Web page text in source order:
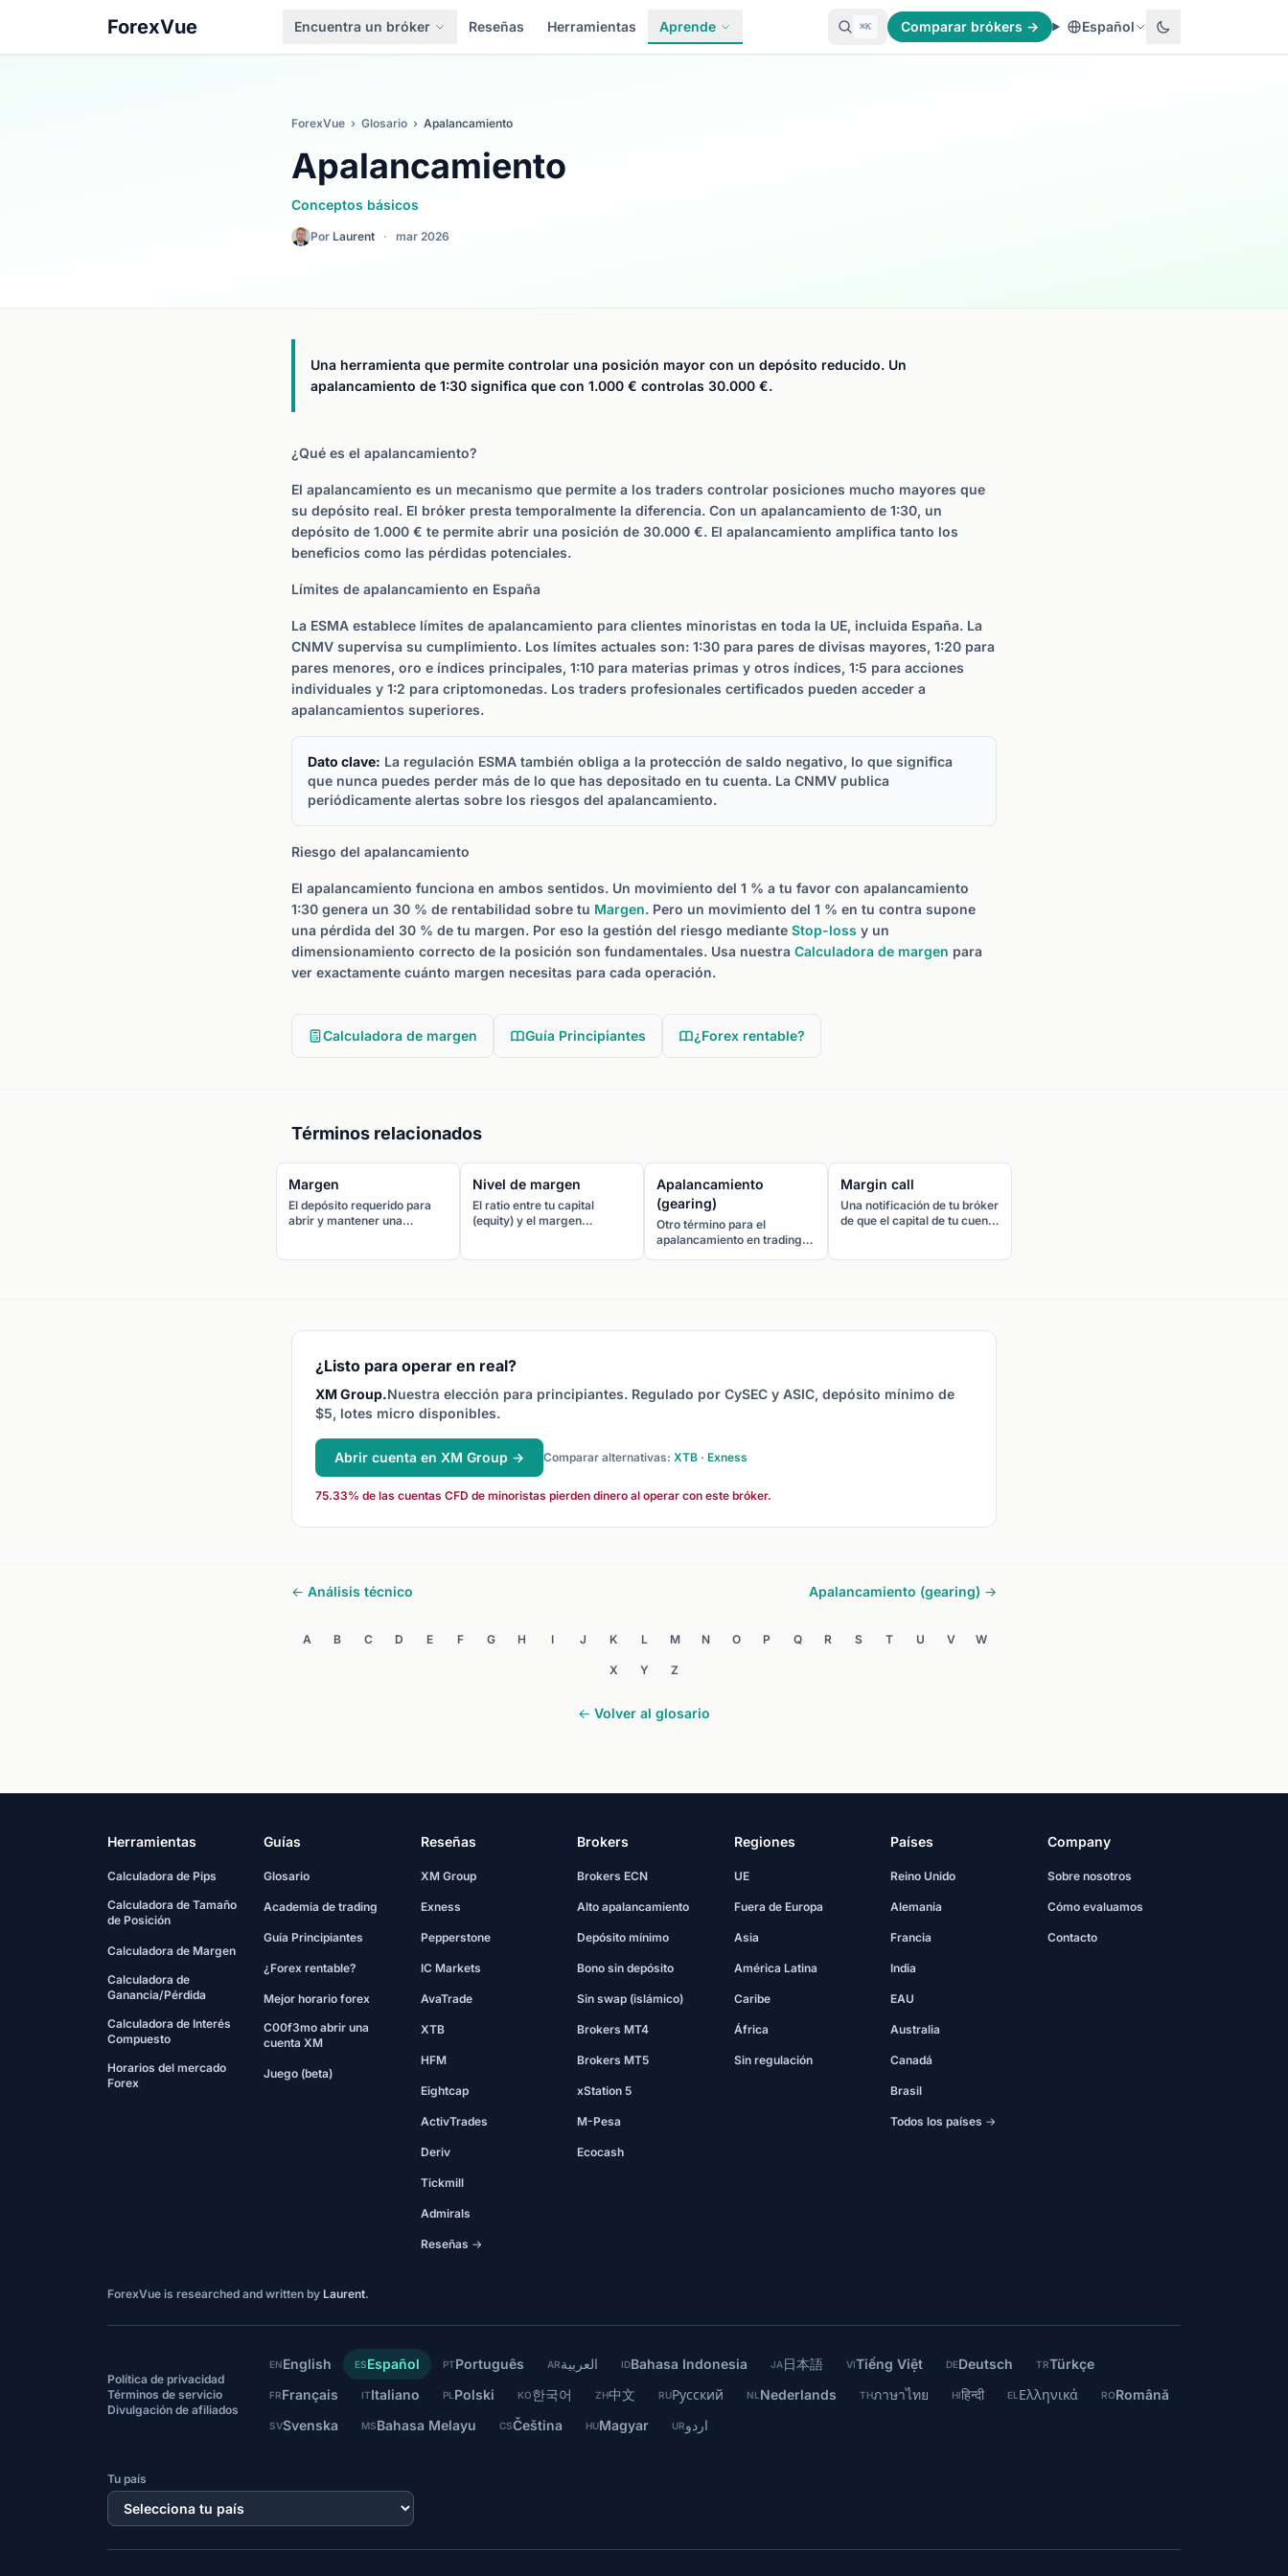
ForexVue Encuentra un bróker Reseñas Herramientas Aprende ⌘K Comparar brókers → Español
ForexVue › Glosario › Apalancamiento
Apalancamiento
Conceptos básicos
Por Laurent · mar 2026
Una herramienta que permite controlar una posición mayor con un depósito reducido. Un
apalancamiento de 1:30 significa que con 1.000 € controlas 30.000 €.
¿Qué es el apalancamiento?
El apalancamiento es un mecanismo que permite a los traders controlar posiciones mucho mayores que
su depósito real. El bróker presta temporalmente la diferencia. Con un apalancamiento de 1:30, un
depósito de 1.000 € te permite abrir una posición de 30.000 €. El apalancamiento amplifica tanto los
beneficios como las pérdidas potenciales.
Límites de apalancamiento en España
La ESMA establece límites de apalancamiento para clientes minoristas en toda la UE, incluida España. La
CNMV supervisa su cumplimiento. Los límites actuales son: 1:30 para pares de divisas mayores, 1:20 para
pares menores, oro e índices principales, 1:10 para materias primas y otros índices, 1:5 para acciones
individuales y 1:2 para criptomonedas. Los traders profesionales certificados pueden acceder a
apalancamientos superiores.
Dato clave: La regulación ESMA también obliga a la protección de saldo negativo, lo que significa
que nunca puedes perder más de lo que has depositado en tu cuenta. La CNMV publica
periódicamente alertas sobre los riesgos del apalancamiento.
Riesgo del apalancamiento
El apalancamiento funciona en ambos sentidos. Un movimiento del 1 % a tu favor con apalancamiento
1:30 genera un 30 % de rentabilidad sobre tu Margen. Pero un movimiento del 1 % en tu contra supone
una pérdida del 30 % de tu margen. Por eso la gestión del riesgo mediante Stop-loss y un
dimensionamiento correcto de la posición son fundamentales. Usa nuestra Calculadora de margen para
ver exactamente cuánto margen necesitas para cada operación.
Calculadora de margen Guía Principiantes ¿Forex rentable?
Términos relacionados
Margen
El depósito requerido para
abrir y mantener una
Nivel de margen
El ratio entre tu capital
(equity) y el margen
Apalancamiento
(gearing)
Otro término para el
apalancamiento en trading.
posición 20 veces mayor
Margin call
Una notificación de tu bróker
de que el capital de tu cuenta
ratio de margen.
¿Listo para operar en real?
XM Group.Nuestra elección para principiantes. Regulado por CySEC y ASIC, depósito mínimo de
$5, lotes micro disponibles.
Abrir cuenta en XM Group → Comparar alternativas: XTB · Exness
75.33% de las cuentas CFD de minoristas pierden dinero al operar con este bróker.
← Análisis técnico Apalancamiento (gearing) →
A B C D E F G H I J K L M N O P Q R S T U V W
X Y Z
← Volver al glosario
Herramientas
Calculadora de Pips
Calculadora de Tamaño
de Posición
Calculadora de Margen
Calculadora de
Ganancia/Pérdida
Calculadora de Interés
Compuesto
Horarios del mercado
Forex
Guías
Glosario
Academia de trading
Guía Principiantes
¿Forex rentable?
Mejor horario forex
C00f3mo abrir una
cuenta XM
Juego (beta)
Reseñas
XM Group
Exness
Pepperstone
IC Markets
AvaTrade
XTB
HFM
Eightcap
ActivTrades
Deriv
Tickmill
Admirals
Reseñas →
Brokers
Brokers ECN
Alto apalancamiento
Depósito mínimo
Bono sin depósito
Sin swap (islámico)
Brokers MT4
Brokers MT5
xStation 5
M-Pesa
Ecocash
Regiones
UE
Fuera de Europa
Asia
América Latina
Caribe
África
Sin regulación
Países
Reino Unido
Alemania
Francia
India
EAU
Australia
Canadá
Brasil
Todos los países →
Company
Sobre nosotros
Cómo evaluamos
Contacto
ForexVue is researched and written by Laurent.
Política de privacidad
Términos de servicio
Divulgación de afiliados
ENEnglish ESEspañol PTPortuguês ARالعربية IDBahasa Indonesia JA日本語 VITiếng Việt DEDeutsch TRTürkçe
FRFrançais ITItaliano PL Polski KO한국어 ZH中文 RUРусский NL Nederlands THภาษาไทย HIहिन्दी EL Ελληνικά RORomână
SVSvenska MSBahasa Melayu CSČeština HUMagyar URاردو
Tu país